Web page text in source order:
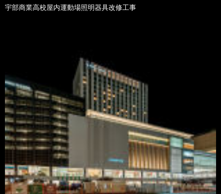
宇部商業高校屋内運動場照明器具改修工事